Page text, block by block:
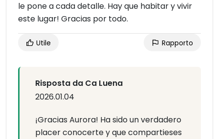
le pone a cada detalle. Hay que habitar y vivir
este lugar! Gracias por todo.
Utile Rapporto
Risposta da Ca Luena
2026.01.04
¡Gracias Aurora! Ha sido un verdadero
placer conocerte y que compartieses